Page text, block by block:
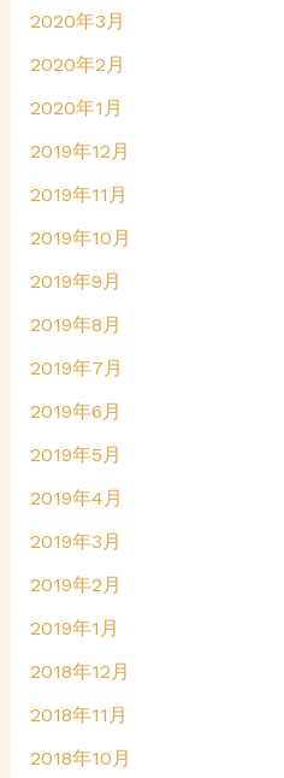
2020年3月
2020年2月
2020年1月
2019年12月
2019年11月
2019年10月
2019年9月
2019年8月
2019年7月
2019年6月
2019年5月
2019年4月
2019年3月
2019年2月
2019年1月
2018年12月
2018年11月
2018年10月